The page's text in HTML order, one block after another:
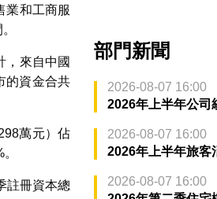
業和工商服
，來自中國
的資金合共
萬元）佔
註冊資本總
部門新聞
2026-08-07 16:00
2026年上半年公司
2026-08-07 16:00
2026年上半年旅客
2026-08-07 16:00